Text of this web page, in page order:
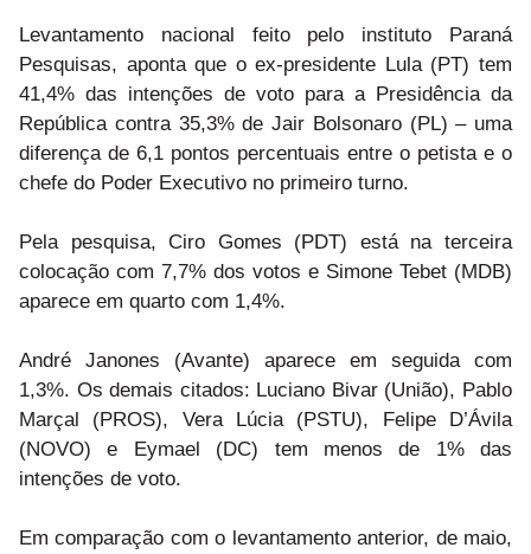
Levantamento nacional feito pelo instituto Paraná
Pesquisas, aponta que o ex-presidente Lula (PT) tem
41,4% das intenções de voto para a Presidência da
República contra 35,3% de Jair Bolsonaro (PL) – uma
diferença de 6,1 pontos percentuais entre o petista e o
chefe do Poder Executivo no primeiro turno.
Pela pesquisa, Ciro Gomes (PDT) está na terceira
colocação com 7,7% dos votos e Simone Tebet (MDB)
aparece em quarto com 1,4%.
André Janones (Avante) aparece em seguida com
1,3%. Os demais citados: Luciano Bivar (União), Pablo
Marçal (PROS), Vera Lúcia (PSTU), Felipe D’Ávila
(NOVO) e Eymael (DC) tem menos de 1% das
intenções de voto.
Em comparação com o levantamento anterior, de maio,